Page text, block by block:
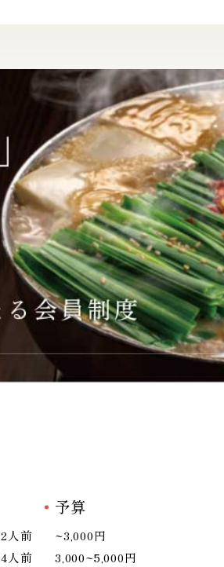
2人前
4人前
予算
~3,000円
3,000~5,000円